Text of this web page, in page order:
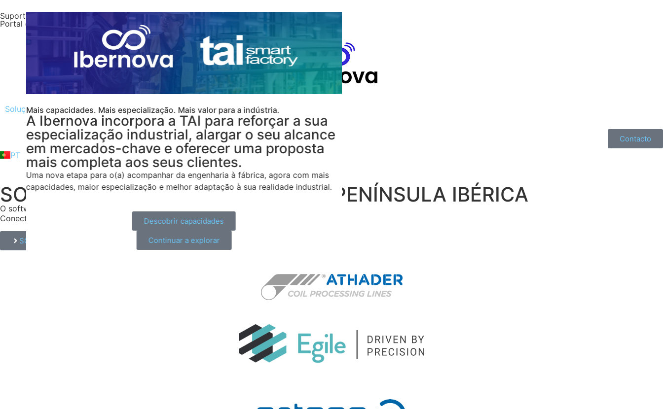
Suporte
Portal do Cliente
Soluções Serviços Setores Sobre a Ibernova Blog
Contacto
PT
DE
SOFTWARE INDUSTRIAL LÍDER NA PENÍNSULA IBÉRICA
O software que entende a sua fábrica
Conecte engenharia, produção e gestão e impulsione os resultados da sua empresa.
SOLICITE-NOS UMA DEMONSTRAÇÃO
Mais capacidades. Mais especialização. Mais valor para a indústria.
A Ibernova incorpora a TAI para reforçar a sua
especialização industrial, alargar o seu alcance
em mercados-chave e oferecer uma proposta
mais completa aos seus clientes.
Uma nova etapa para o(a) acompanhar da engenharia à fábrica, agora com mais
capacidades, maior especialização e melhor adaptação à sua realidade industrial.
Descobrir capacidades
Continuar a explorar